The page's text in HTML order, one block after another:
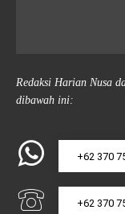
Redaksi Harian Nusa
dibawah ini:
+62 370
+62 370